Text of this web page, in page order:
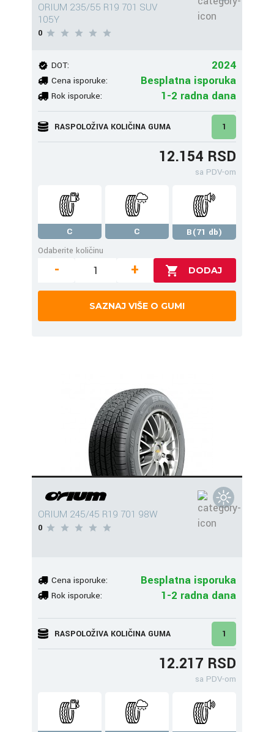
ORIUM 235/55 R19 701 SUV
105Y
0
DOT: 2024
Cena isporuke: Besplatna isporuka
Rok isporuke: 1-2 radna dana
RASPOLOŽIVA KOLIČINA GUMA 1
12.154 RSD
sa PDV-om
C C
B(71 db)
Odaberite količinu
- +
SAZNAJ VIŠE O GUMI
ORIUM 245/45 R19 701 98W
0
Cena isporuke: Besplatna isporuka
Rok isporuke: 1-2 radna dana
RASPOLOŽIVA KOLIČINA GUMA 1
12.217 RSD
sa PDV-om